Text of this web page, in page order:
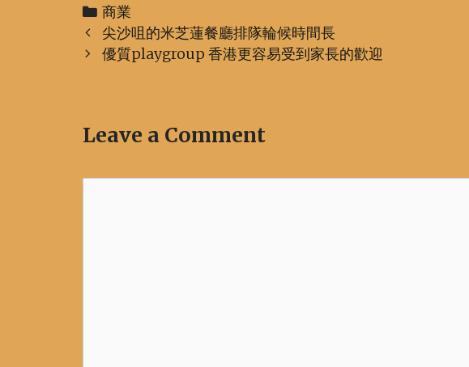
Categories
商業
Post
navigation
尖沙咀的米芝蓮餐廳排隊輪候時間長
優質playgroup 香港更容易受到家長的歡迎
Leave a Comment